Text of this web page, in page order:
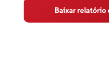
Tendências e insights